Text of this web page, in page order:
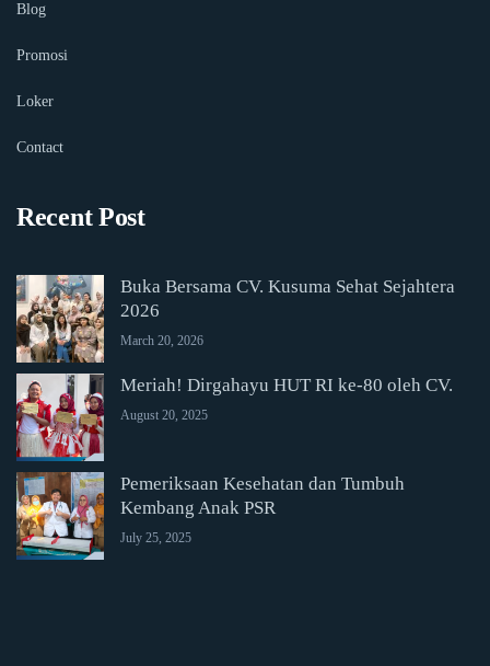
Blog
Promosi
Loker
Contact
Recent Post
Buka Bersama CV. Kusuma Sehat Sejahtera
2026
March 20, 2026
Meriah! Dirgahayu HUT RI ke-80 oleh CV.
August 20, 2025
Pemeriksaan Kesehatan dan Tumbuh
Kembang Anak PSR
July 25, 2025